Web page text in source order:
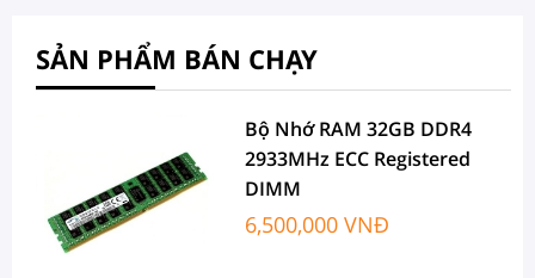
SẢN PHẨM BÁN CHẠY
Bộ Nhớ RAM 32GB DDR4
2933MHz ECC Registered
DIMM
6,500,000 VNĐ